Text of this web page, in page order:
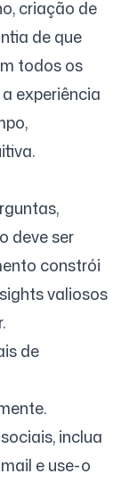
criação de
de que
todos os
experiência
deve ser
constrói
valiosos
de
inclua
e use-o